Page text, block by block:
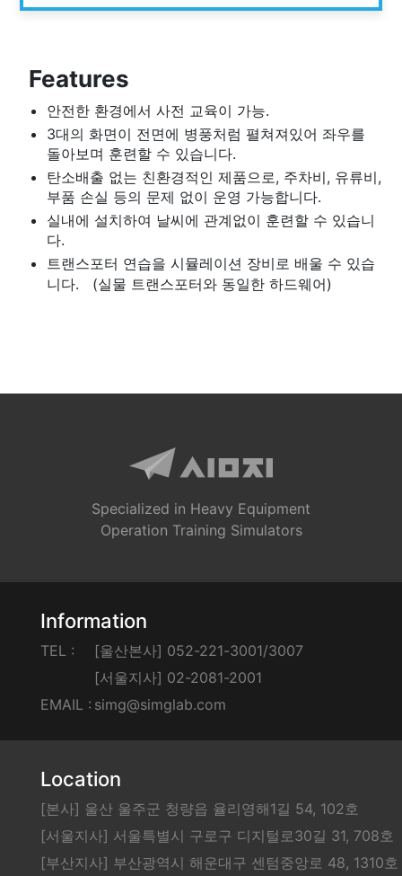
Features
안전한 환경에서 사전 교육이 가능.
3대의 화면이 전면에 병풍처럼 펼쳐져있어 좌우를
돌아보며 훈련할 수 있습니다.
탄소배출 없는 친환경적인 제품으로, 주차비, 유류비,
부품 손실 등의 문제 없이 운영 가능합니다.
실내에 설치하여 날씨에 관계없이 훈련할 수 있습니
다.
트랜스포터 연습을 시뮬레이션 장비로 배울 수 있습
니다. (실물 트랜스포터와 동일한 하드웨어)
Specialized in Heavy Equipment
Operation Training Simulators
Information
TEL :
[울산본사] 052-221-3001/3007
[서울지사] 02-2081-2001
EMAIL : simg@simglab.com
Location
[본사] 울산 울주군 청량읍 율리영해1길 54, 102호
[서울지사] 서울특별시 구로구 디지털로30길 31, 708호
[부산지사] 부산광역시 해운대구 센텀중앙로 48, 1310호